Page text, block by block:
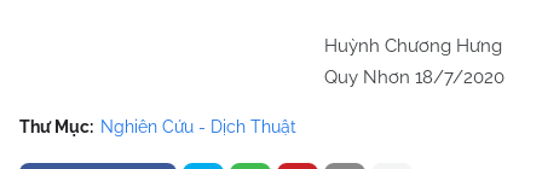
Huỳnh Chương Hưng
Quy Nhơn 18/7/2020
Thư Mục: Nghiên Cứu - Dịch Thuật